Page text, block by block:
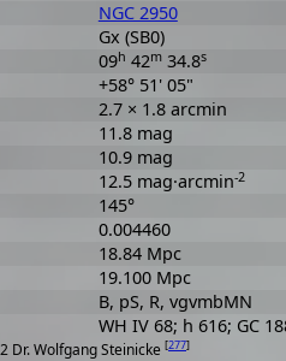
Dr. Wolfgang Steinicke [277]
NGC 2950
Gx (SB0)
09h 42m34.8s
+58° 51' 05"
2.7 × 1.8 arcmin
11.8 mag
10.9 mag
12.5 mag·arcmin-2
145°
0.004460
18.84 Mpc
19.100 Mpc
B, pS, R, vgvmbMN
WH IV 68; h 616; GC